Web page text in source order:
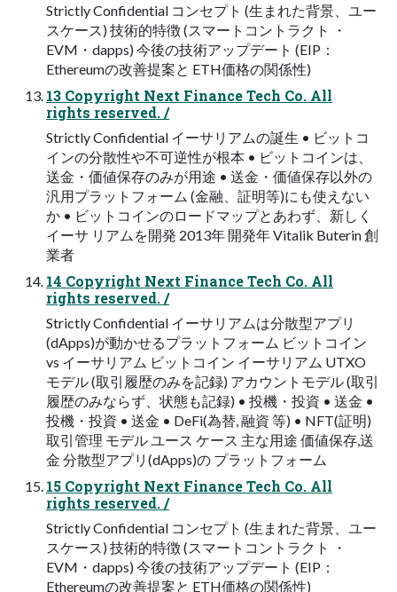
Strictly Confidential コンセプト (生まれた背景、ユー
スケース) 技術的特徴 (スマートコントラクト ・
EVM・dapps) 今後の技術アップデート (EIP：
Ethereumの改善提案と ETH価格の関係性)
13 Copyright Next Finance Tech Co. All
rights reserved. /
Strictly Confidential イーサリアムの誕生 • ビットコ
インの分散性や不可逆性が根本 • ビットコインは、
送金・価値保存のみが用途 • 送金・価値保存以外の
汎用プラットフォーム (金融、証明等)にも使えない
か • ビットコインのロードマップとあわず、新しく
イーサ リアムを開発 2013年 開発年 Vitalik Buterin 創
業者
14 Copyright Next Finance Tech Co. All
rights reserved. /
Strictly Confidential イーサリアムは分散型アプリ
(dApps)が動かせるプラットフォーム ビットコイン
vs イーサリアム ビットコイン イーサリアム UTXO
モデル (取引履歴のみを記録) アカウントモデル (取引
履歴のみならず、状態も記録) • 投機・投資 • 送金 •
投機・投資 • 送金 • DeFi(為替, 融資 等) • NFT(証明)
取引管理 モデル ユース ケース 主な用途 価値保存,送
金 分散型アプリ(dApps)の プラットフォーム
15 Copyright Next Finance Tech Co. All
rights reserved. /
Strictly Confidential コンセプト (生まれた背景、ユー
スケース) 技術的特徴 (スマートコントラクト ・
EVM・dapps) 今後の技術アップデート (EIP：
Ethereumの改善提案と ETH価格の関係性)